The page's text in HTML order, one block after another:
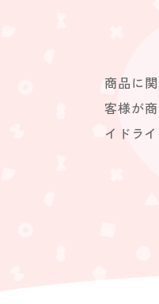
商品に
客様が
イドラ